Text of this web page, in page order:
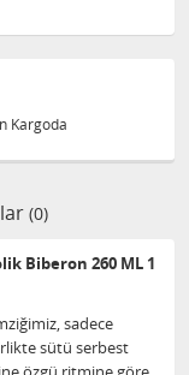
Kargoda
(0)
Biberon 260 ML 1
sadece
sütü serbest